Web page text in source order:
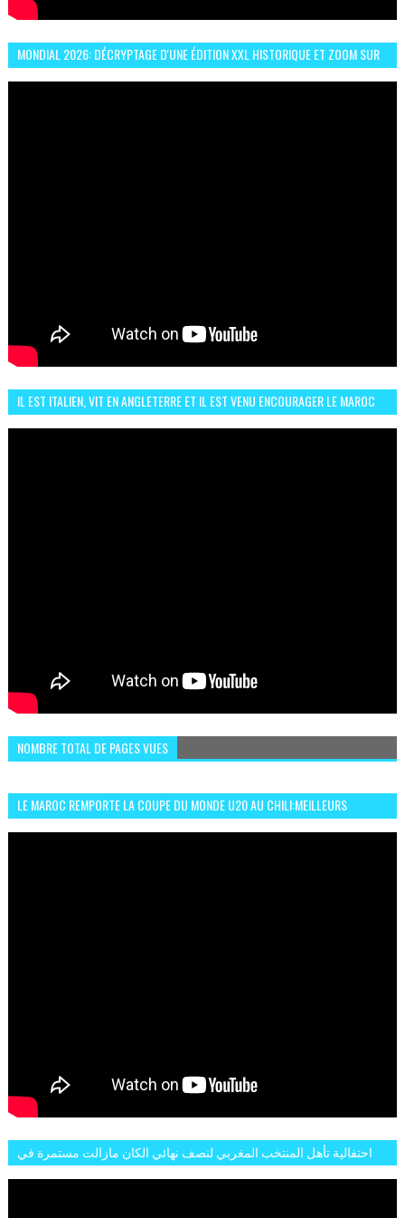
MONDIAL 2026: DÉCRYPTAGE D'UNE ÉDITION XXL HISTORIQUE ET ZOOM SUR
IL EST ITALIEN, VIT EN ANGLETERRE ET IL EST VENU ENCOURAGER LE MAROC
NOMBRE TOTAL DE PAGES VUES
LE MAROC REMPORTE LA COUPE DU MONDE U20 AU CHILI:MEILLEURS
احتفالية تأهل المنتخب المغربي لنصف نهائي الكان مازالت مستمرة في